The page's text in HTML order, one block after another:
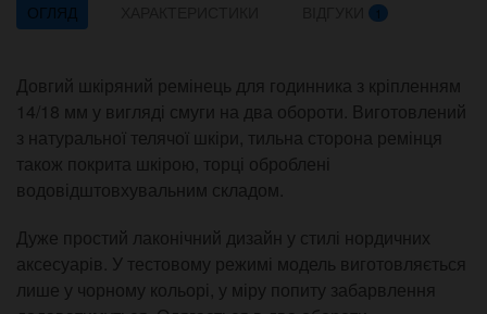
ОГЛЯД 1
Довгий шкіряний ремінець для годинника з кріпленням
14/18 мм у вигляді смуги на два обороти. Виготовлений
з натуральної телячої шкіри, тильна сторона ремінця
також покрита шкірою, торці оброблені
водовідштовхувальним складом.
Дуже простий лаконічний дизайн у стилі нордичних
аксесуарів. У тестовому режимі модель виготовляється
лише у чорному кольорі, у міру попиту забарвлення